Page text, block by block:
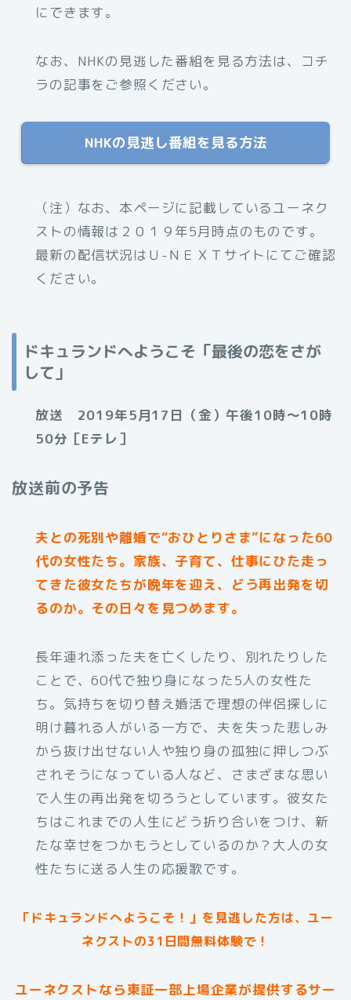
にできます。
なお、NHKの見逃した番組を見る方法は、コチ
ラの記事をご参照ください。
NHKの見逃し番組を見る方法
（注）なお、本ページに記載しているユーネク
ストの情報は２０１９年5月時点のものです。
最新の配信状況はＵ-ＮＥＸＴサイトにてご確認
ください。
ドキュランドへようこそ「最後の恋をさが
して」
放送 2019年5月17日（金）午後10時～10時
50分［Eテレ］
放送前の予告
夫との死別や離婚で“おひとりさま”になった60
代の女性たち。家族、子育て、仕事にひた走っ
てきた彼女たちが晩年を迎え、どう再出発を切
るのか。その日々を見つめます。
長年連れ添った夫を亡くしたり、別れたりした
ことで、60代で独り身になった5人の女性た
ち。気持ちを切り替え婚活で理想の伴侶探しに
明け暮れる人がいる一方で、夫を失った悲しみ
から抜け出せない人や独り身の孤独に押しつぶ
されそうになっている人など、さまざまな思い
で人生の再出発を切ろうとしています。彼女た
ちはこれまでの人生にどう折り合いをつけ、新
たな幸せをつかもうとしているのか？大人の女
性たちに送る人生の応援歌です。
「ドキュランドへようこそ！」を見逃した方は、ユー
ネクストの31日間無料体験で！
ユーネクストなら東証一部上場企業が提供するサー